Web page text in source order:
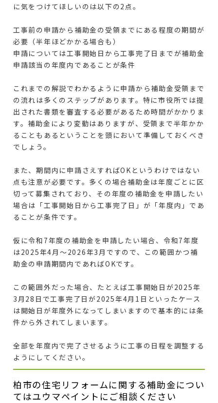
に気をつけてほしいのは以下の2点。
工事前の申請から補助金の受領までにある程度の期間が
必要（半年ほどかかる場合も）
申請については工事開始日から工事完了日までが補助金
申請該当の年度内であることが条件
これまでの解説でわかるように申請から補助金受領まで
の流れは多くのステップがあります。特に市役所では提
出された書類を審査する必要があるため時間がかかりま
す。補助金により変動はありますが、受領まで半年かか
ることもあるということを頭において準備しておくべき
でしょう。
また、期間内に申請さえすればOKというわけではない
点も注意が必要です。多くの場合補助金は年度ごとに区
切って募集されており、その年度の補助金を申請したい
場合は「工事開始日から工事完了日」が「年度内」であ
ることが条件です。
仮に令和7年度の補助金を申請したい場合、令和7年度
は2025年4月〜2026年3月ですので、この範囲かつ補
助金の申請期間内であればOKです。
この範囲外だった場合、たとえば工事開始日が2025年
3月28日で工事完了日が2025年4月1日といったケース
は開始日が年度外になってしまいますので基本的には条
件から外されてしまいます。
全部を年度内で完了させるように工事の日程を調整する
ようにしてください。
柏市の住宅リフォームに関する補助金につい
てはユウマペイントにご相談ください